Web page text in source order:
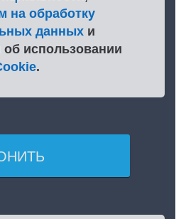
на обработку
данныхи
использовании
.